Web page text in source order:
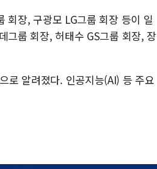
회장, 구광모 LG그룹 회장 등이 일
그룹 회장, 허태수 GS그룹 회장, 장
로 알려졌다. 인공지능(AI) 등 주요